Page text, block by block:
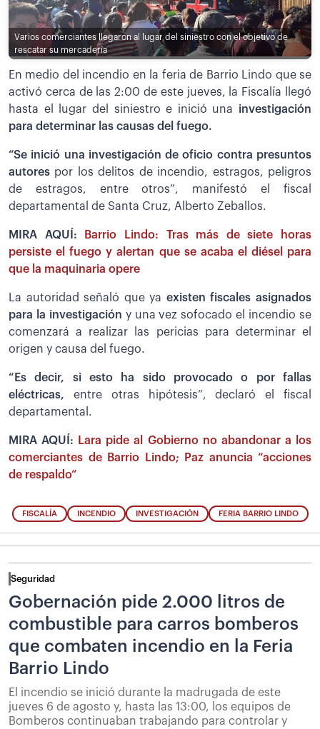
Varios comerciantes llegaron al lugar del siniestro con el objetivo de
rescatar su mercadería
En medio del incendio en la feria de Barrio Lindo que se
activó cerca de las 2:00 de este jueves, la Fiscalía llegó
hasta el lugar del siniestro e inició una investigación
para determinar las causas del fuego.
“Se inició una investigación de oficio contra presuntos
autores por los delitos de incendio, estragos, peligros
de estragos, entre otros”, manifestó el fiscal
departamental de Santa Cruz, Alberto Zeballos.
MIRA AQUÍ:
Barrio Lindo: Tras más de siete horas
persiste el fuego y alertan que se acaba el diésel para
que la maquinaria opere
La autoridad señaló que ya existen fiscales asignados
para la investigación y una vez sofocado el incendio se
comenzará a realizar las pericias para determinar el
origen y causa del fuego.
“Es decir, si esto ha sido provocado o por fallas
eléctricas, entre otras hipótesis”, declaró el fiscal
departamental.
MIRA AQUÍ:
Lara pide al Gobierno no abandonar a los
comerciantes de Barrio Lindo; Paz anuncia “acciones
de respaldo”
FISCALÍA INCENDIO INVESTIGACIÓN FERIA BARRIO LINDO
Seguridad
Gobernación pide 2.000 litros de
combustible para carros bomberos
que combaten incendio en la Feria
Barrio Lindo
El incendio se inició durante la madrugada de este
jueves 6 de agosto y, hasta las 13:00, los equipos de
Bomberos continuaban trabajando para controlar y